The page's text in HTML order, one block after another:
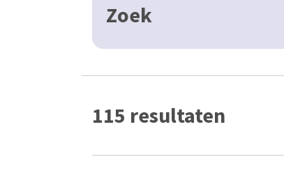
Zoek
115 resultaten